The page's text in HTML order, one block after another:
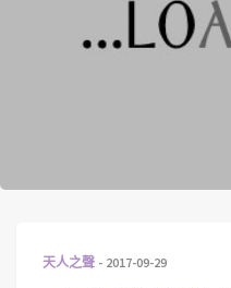
天人之聲 2017-09-29